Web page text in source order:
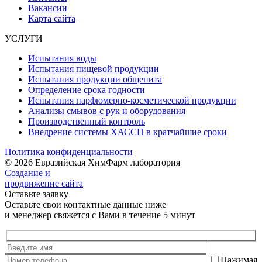
Вакансии
Карта сайта
УСЛУГИ
Испытания воды
Испытания пищевой продукции
Испытания продукции общепита
Определение срока годности
Испытания парфюмерно-косметической продукции
Анализы смывов с рук и оборудования
Производственный контроль
Внедрение системы ХАССП в кратчайшие сроки
Политика конфиденциальности
© 2026 Евразийская ХимФарм лаборатория
Создание и
продвижение сайта
Оставьте заявку
Оставьте свои контактные данные ниже
и менеджер свяжется с Вами в течение 5 минут
Нажимая